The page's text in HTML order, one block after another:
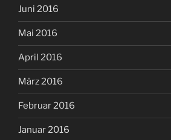
Juni 2016
Mai 2016
April 2016
März 2016
Februar 2016
Januar 2016